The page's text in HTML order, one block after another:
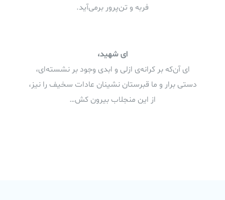
فربه و تن‌پرور برمی‌آید.
ای شهید،
ای آن‌که بر کرانه‌ی ازلی و ابدی وجود بر نشسته‌ای،
دستی برار و ما قبرستان نشینان عادات سخیف را نیز،
از این منجلاب بیرون کش…